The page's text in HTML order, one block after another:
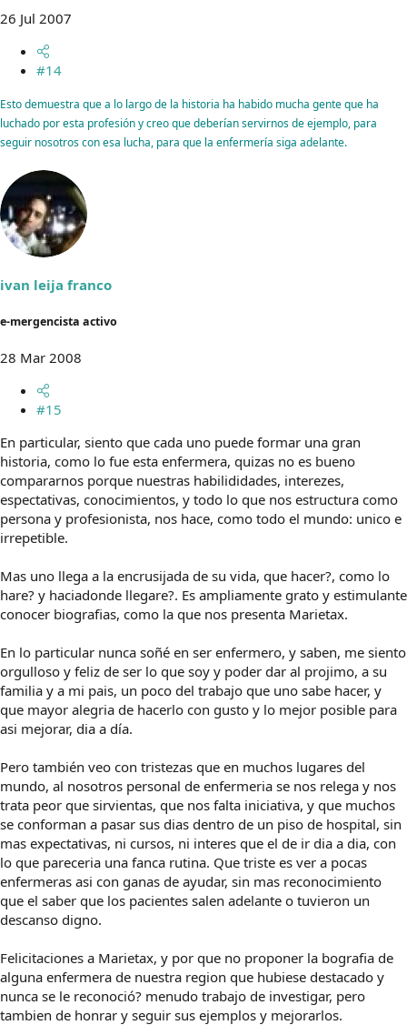
26 Jul 2007
#14
Esto demuestra que a lo largo de la historia ha habido mucha gente que ha
luchado por esta profesión y creo que deberían servirnos de ejemplo, para
seguir nosotros con esa lucha, para que la enfermería siga adelante.
ivan leija franco
e-mergencista activo
28 Mar 2008
#15
En particular, siento que cada uno puede formar una gran
historia, como lo fue esta enfermera, quizas no es bueno
compararnos porque nuestras habilididades, interezes,
espectativas, conocimientos, y todo lo que nos estructura como
persona y profesionista, nos hace, como todo el mundo: unico e
irrepetible.
Mas uno llega a la encrusijada de su vida, que hacer?, como lo
hare? y haciadonde llegare?. Es ampliamente grato y estimulante
conocer biografias, como la que nos presenta Marietax.
En lo particular nunca soñé en ser enfermero, y saben, me siento
orgulloso y feliz de ser lo que soy y poder dar al projimo, a su
familia y a mi pais, un poco del trabajo que uno sabe hacer, y
que mayor alegria de hacerlo con gusto y lo mejor posible para
asi mejorar, dia a día.
Pero también veo con tristezas que en muchos lugares del
mundo, al nosotros personal de enfermeria se nos relega y nos
trata peor que sirvientas, que nos falta iniciativa, y que muchos
se conforman a pasar sus dias dentro de un piso de hospital, sin
mas expectativas, ni cursos, ni interes que el de ir dia a dia, con
lo que pareceria una fanca rutina. Que triste es ver a pocas
enfermeras asi con ganas de ayudar, sin mas reconocimiento
que el saber que los pacientes salen adelante o tuvieron un
descanso digno.
Felicitaciones a Marietax, y por que no proponer la bografia de
alguna enfermera de nuestra region que hubiese destacado y
nunca se le reconoció? menudo trabajo de investigar, pero
tambien de honrar y seguir sus ejemplos y mejorarlos.